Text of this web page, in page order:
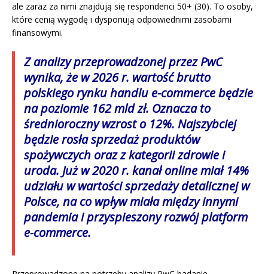
ale zaraz za nimi znajdują się respondenci 50+ (30). To osoby,
które cenią wygodę i dysponują odpowiednimi zasobami
finansowymi.
Z analizy przeprowadzonej przez PwC
wynika, że w 2026 r. wartość brutto
polskiego rynku handlu e-commerce będzie
na poziomie 162 mld zł. Oznacza to
średnioroczny wzrost o 12%. Najszybciej
będzie rosła sprzedaż produktów
spożywczych oraz z kategorii zdrowie i
uroda. Już w 2020 r. kanał online miał 14%
udziału w wartości sprzedaży detalicznej w
Polsce, na co wpływ miała między innymi
pandemia i przyspieszony rozwój platform
e-commerce.